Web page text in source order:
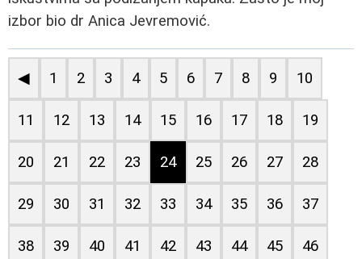
izbor bio dr Anica Jevremović.
◀ 1 2 3 4 5 6 7 8 9 10
11 12 13 14 15 16 17 18 19
20 21 22 23 24 25 26 27 28
29 30 31 32 33 34 35 36 37
38 39 40 41 42 43 44 45 46